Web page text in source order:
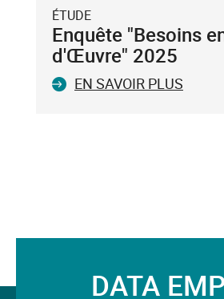
du
clavier.
Vous
ne
pouvez
clé
ÉTUDE
Enquête "Besoins
d'Œuvre" 2025
EN SAVOIR PLUS
DATA